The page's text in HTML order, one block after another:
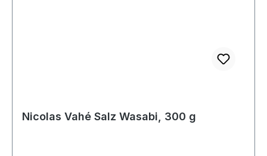
Nicolas Vahé Salz Wasabi, 300 g